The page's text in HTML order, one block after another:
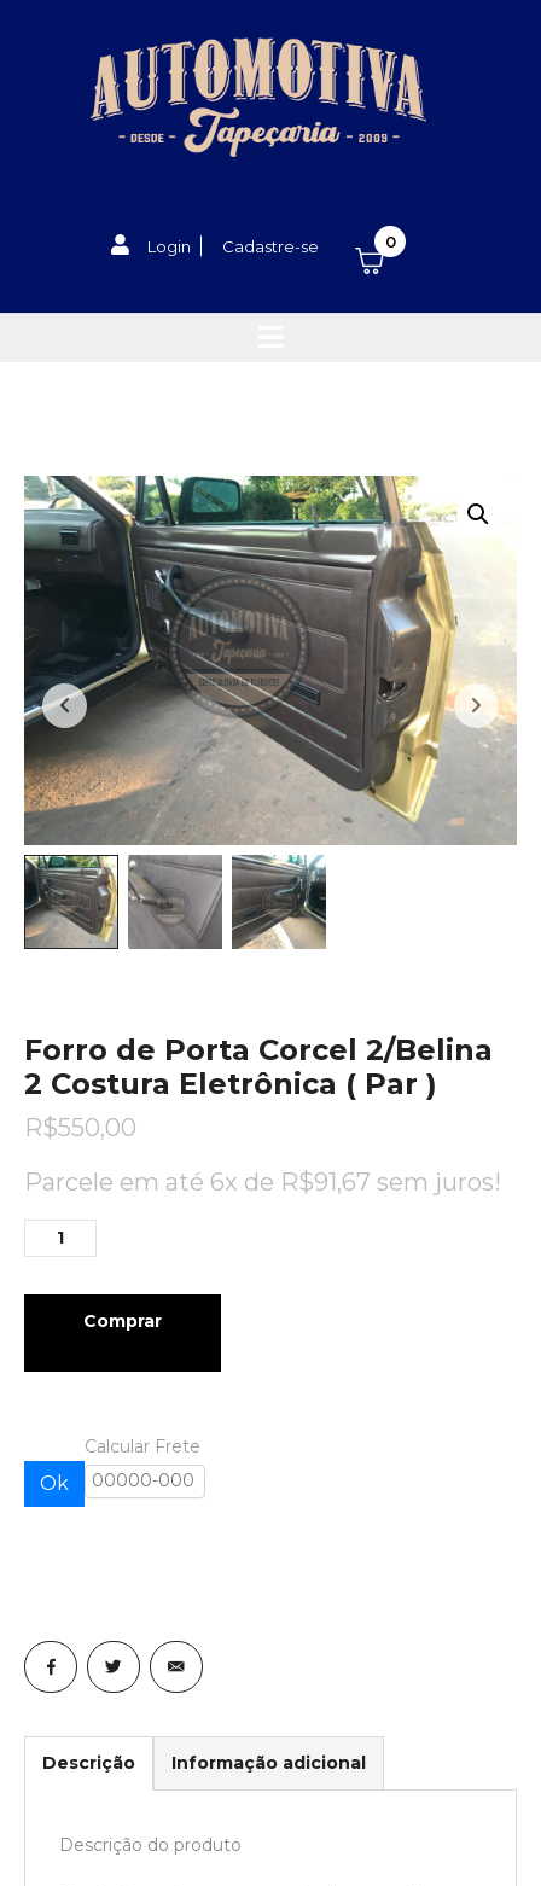
Login Cadastre-se 0
Forro de Porta Corcel 2/Belina
2 Costura Eletrônica ( Par )
R$550,00
Parcele em até 6x de R$91,67 sem juros!
Comprar
Calcular Frete
Ok
Descrição Informação adicional
Descrição do produto